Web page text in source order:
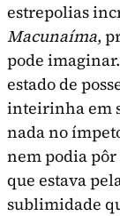
estrepolias
Macunaíma,
pode
estado de
inteirinha em
nada no
nem podia
que estava
sublimidade